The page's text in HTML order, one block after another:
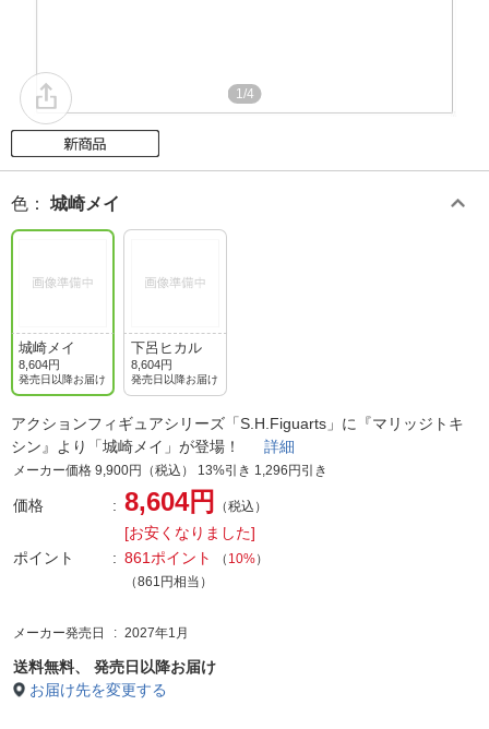
1/4
色 ： 城崎メイ
城崎メイ
8,604円
発売日以降お届け
下呂ヒカル
8,604円
発売日以降お届け
アクションフィギュアシリーズ「S.H.Figuarts」に『マリッジトキ
シン』より「城崎メイ」が登場！ 詳細
メーカー価格 9,900円（税込） 13%引き 1,296円引き
価格 8,604円 （税込）
[お安くなりました]
ポイント
861ポイント （ 10%）
（861円相当）
メーカー発売日 2027年1月
送料無料、
発売日以降お届け
お届け先を変更する